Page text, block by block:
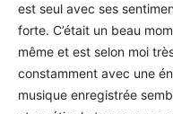
est seul avec ses
forte. C’était un beau
même et est selon moi
constamment avec une
musique enregistrée